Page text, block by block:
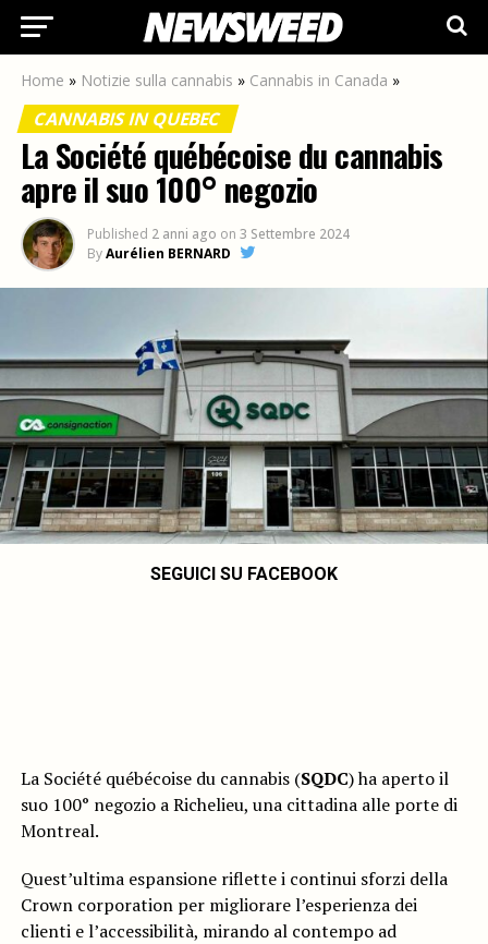
Home » Notizie sulla cannabis » Cannabis in Canada »
CANNABIS IN QUEBEC
La Société québécoise du cannabis
apre il suo 100° negozio
Published 2 anni ago on 3 Settembre 2024
ByAurélien BERNARD
SEGUICI SU FACEBOOK
La Société québécoise du cannabis (SQDC) ha aperto il
suo 100° negozio a Richelieu, una cittadina alle porte di
Montreal.
Quest’ultima espansione riflette i continui sforzi della
Crown corporation per migliorare l’esperienza dei
clienti e l’accessibilità, mirando al contempo ad